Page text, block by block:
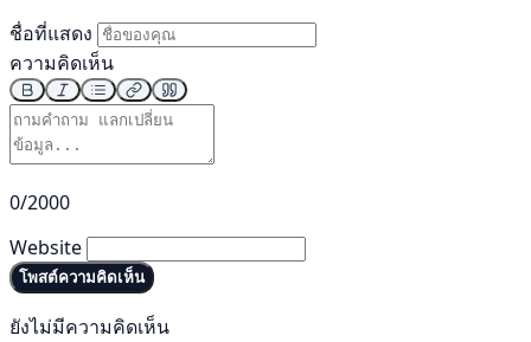
ชื่อที่แสดง
ความคิดเห็น
0/2000
Website
โพสต์ความคิดเห็น
ยังไม่มีความคิดเห็น